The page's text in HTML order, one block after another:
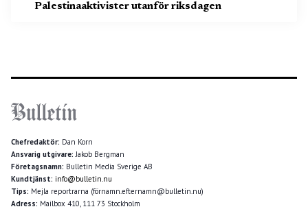
Palestinaaktivister utanför riksdagen
Chefredaktör: Dan Korn
Ansvarig utgivare: Jakob Bergman
Företagsnamn: Bulletin Media Sverige AB
Kundtjänst: info@bulletin.nu
Tips: Mejla reportrarna (förnamn.efternamn@bulletin.nu)
Adress: Mailbox 410, 111 73 Stockholm